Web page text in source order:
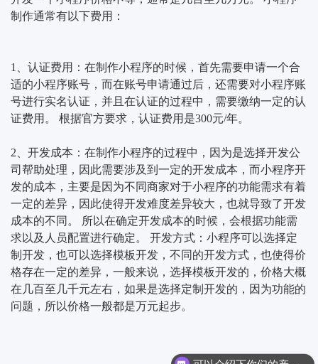
制作通常有以下费用：
1、认证费用：在制作小程序的时候，首先需要申请一个合
适的小程序账号，而在账号申请通过后，还需要对小程序账
号进行实名认证，并且在认证的过程中，需要缴纳一定的认
证费用。 根据官方要求，认证费用是300元/年。
2、开发成本：在制作小程序的过程中，因为是选择开发公
司帮助处理，因此需要涉及到一定的开发成本，而小程序开
发的成本，主要是因为不同商家对于小程序的功能需求有着
一定的差异，因此使得开发难度差异较大，也就导致了开发
成本的不同。 所以在确定开发成本的时候，会根据功能需
求以及人员配置进行确定。 开发方式：小程序可以选择定
制开发，也可以选择模板开发，不同的开发方式，也使得价
格存在一定的差异，一般来说，选择模板开发的，价格大概
在几百至几千元左右，如果是选择定制开发的，因为功能的
问题，所以价格一般都是万元起步。
可以介绍下你们的产品么